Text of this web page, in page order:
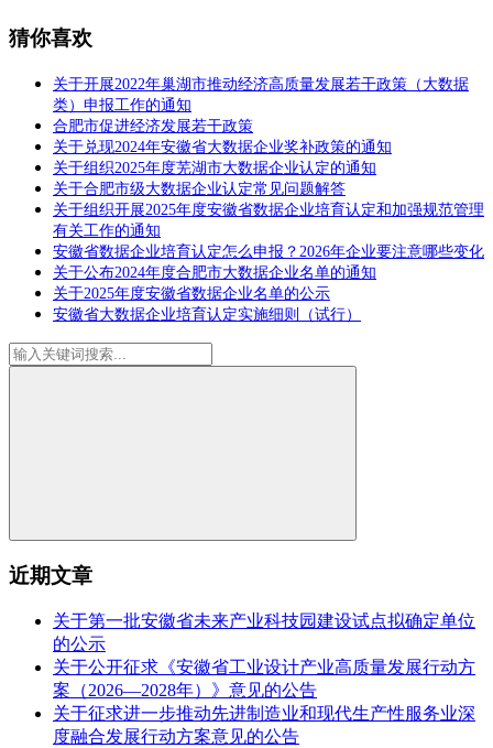
猜你喜欢
关于开展2022年巢湖市推动经济高质量发展若干政策（大数据
类）申报工作的通知
合肥市促进经济发展若干政策
关于兑现2024年安徽省大数据企业奖补政策的通知
关于组织2025年度芜湖市大数据企业认定的通知
关于合肥市级大数据企业认定常见问题解答
关于组织开展2025年度安徽省数据企业培育认定和加强规范管理
有关工作的通知
安徽省数据企业培育认定怎么申报？2026年企业要注意哪些变化
关于公布2024年度合肥市大数据企业名单的通知
关于2025年度安徽省数据企业名单的公示
安徽省大数据企业培育认定实施细则（试行）
近期文章
关于第一批安徽省未来产业科技园建设试点拟确定单位
的公示
关于公开征求《安徽省工业设计产业高质量发展行动方
案（2026—2028年）》意见的公告
关于征求进一步推动先进制造业和现代生产性服务业深
度融合发展行动方案意见的公告